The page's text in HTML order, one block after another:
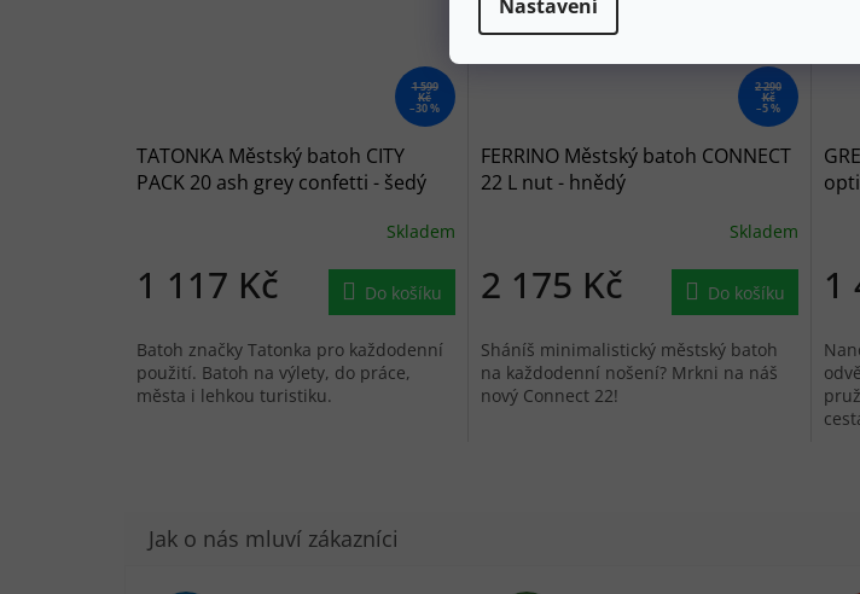
Nastavení
1 599
Kč
–30 %
TATONKA Městský batoh CITY
PACK 20 ash grey confetti - šedý
Skladem
1 117 Kč Do košíku
Batoh značky Tatonka pro každodenní
použití. Batoh na výlety, do práce,
města i lehkou turistiku.
2 290
Kč
–5 %
FERRINO Městský batoh CONNECT
22 L nut - hnědý
Skladem
2 175 Kč Do košíku
Sháníš minimalistický městský batoh
na každodenní nošení? Mrkni na náš
nový Connect 22!
1